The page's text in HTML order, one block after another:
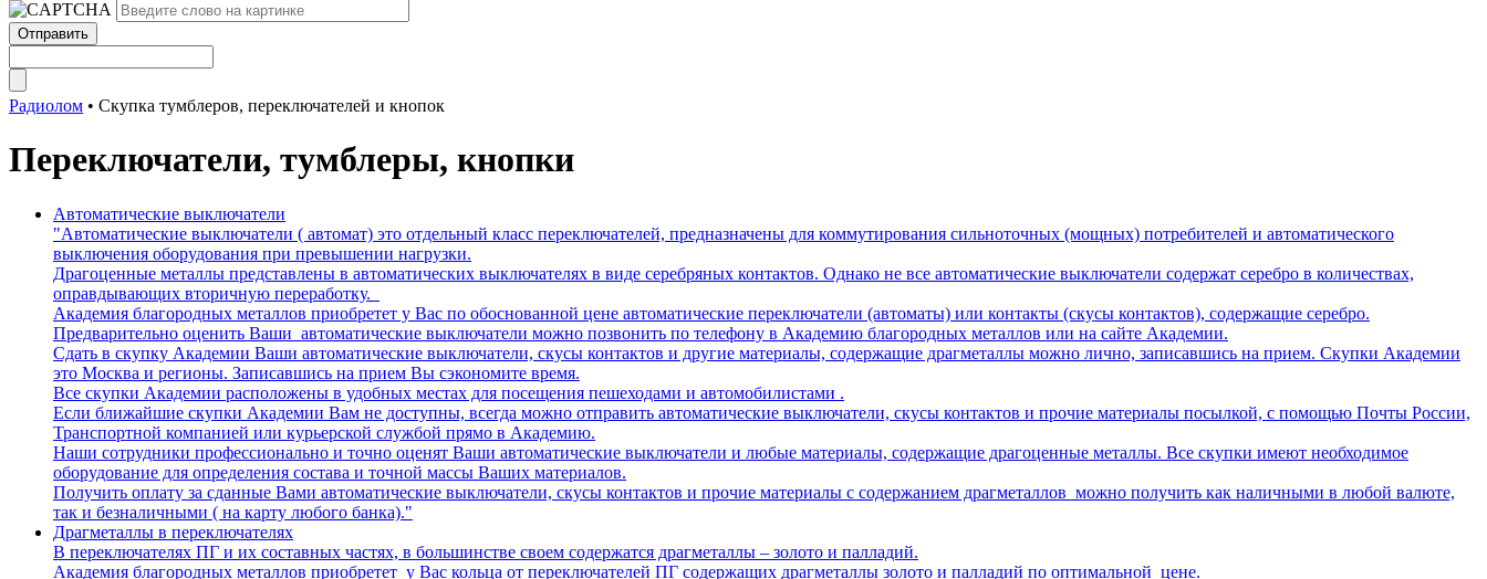
Радиолом • Скупка тумблеров, переключателей и кнопок
Переключатели, тумблеры, кнопки
Автоматические выключатели
"Автоматические выключатели ( автомат) это отдельный класс переключателей, предназначены для коммутирования сильноточных (мощных) потребителей и автоматического
выключения оборудования при превышении нагрузки.
Драгоценные металлы представлены в автоматических выключателях в виде серебряных контактов. Однако не все автоматические выключатели содержат серебро в количествах,
оправдывающих вторичную переработку.
Академия благородных металлов приобретет у Вас по обоснованной цене автоматические переключатели (автоматы) или контакты (скусы контактов), содержащие серебро.
Предварительно оценить Ваши автоматические выключатели можно позвонить по телефону в Академию благородных металлов или на сайте Академии.
Сдать в скупку Академии Ваши автоматические выключатели, скусы контактов и другие материалы, содержащие драгметаллы можно лично, записавшись на прием. Скупки Академии
это Москва и регионы. Записавшись на прием Вы сэкономите время.
Все скупки Академии расположены в удобных местах для посещения пешеходами и автомобилистами .
Если ближайшие скупки Академии Вам не доступны, всегда можно отправить автоматические выключатели, скусы контактов и прочие материалы посылкой, с помощью Почты России,
Транспортной компанией или курьерской службой прямо в Академию.
Наши сотрудники профессионально и точно оценят Ваши автоматические выключатели и любые материалы, содержащие драгоценные металлы. Все скупки имеют необходимое
оборудование для определения состава и точной массы Ваших материалов.
Получить оплату за сданные Вами автоматические выключатели, скусы контактов и прочие материалы с содержанием драгметаллов можно получить как наличными в любой валюте,
так и безналичными ( на карту любого банка)."
Драгметаллы в переключателях
В переключателях ПГ и их составных частях, в большинстве своем содержатся драгметаллы – золото и палладий.
Академия благородных металлов приобретет у Вас кольца от переключателей ПГ содержащих драгметаллы золото и палладий по оптимальной цене.